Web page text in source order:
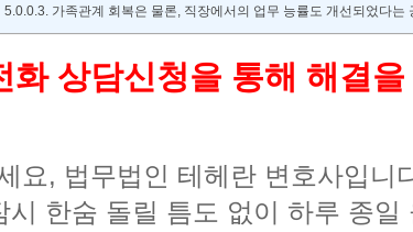
가족관계 회복은 물론, 직장에서의 업무 능률도 개선되었다
화 상담신청을 통해 해결을
요, 법무법인 테헤란 변호사입
시 한숨 돌릴 틈도 없이 하루 종